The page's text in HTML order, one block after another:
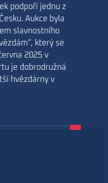
podpoří jednu z
Aukce byla
slavnostního
který se
2025 v
je dobrodružná
hvězdárny v